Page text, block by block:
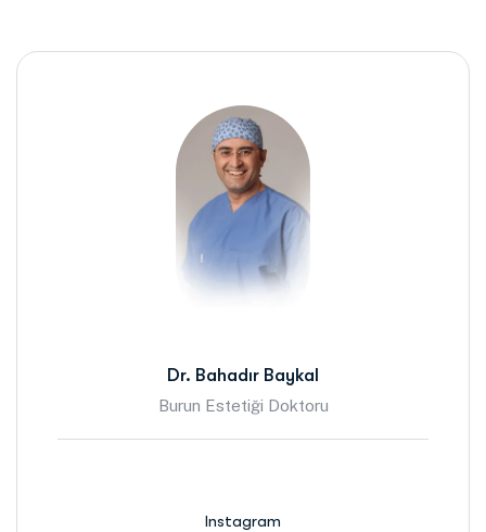
Dr. Bahadır Baykal
Burun Estetiği Doktoru
Instagram